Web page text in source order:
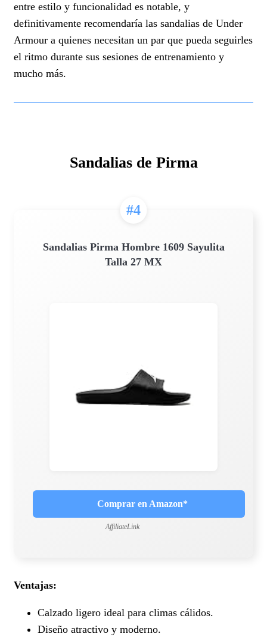
entre estilo y funcionalidad es notable, y
definitivamente recomendaría las sandalias de Under
Armour a quienes necesitan un par que pueda seguirles
el ritmo durante sus sesiones de entrenamiento y
mucho más.
Sandalias de Pirma
#4
Sandalias Pirma Hombre 1609 Sayulita
Talla 27 MX
Comprar en Amazon*
AffiliateLink
Ventajas:
Calzado ligero ideal para climas cálidos.
Diseño atractivo y moderno.